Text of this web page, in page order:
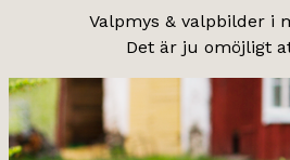
Valpmys & valpbilder i
Det är ju omöjligt